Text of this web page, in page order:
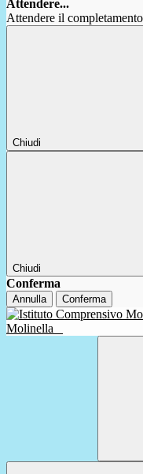
Attendere...
Attendere il
Chiudi
Chiudi
Conferma
Annulla Conferma
Molinella